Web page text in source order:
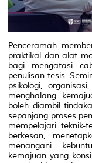
Penceramah
praktikal dan alat
bagi mengatasi
penulisan tesis.
psikologi,
menghalang
boleh diambil
sepanjang proses
mempelajari teknik-
berkesan,
menangani
kemajuan yang